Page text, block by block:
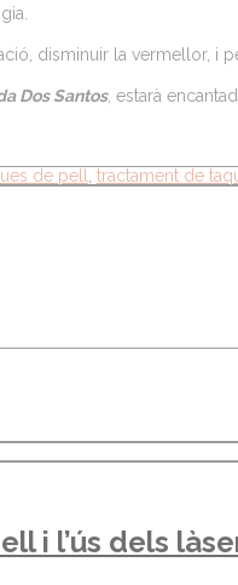
disminuir la vermellor, i
Dos Santos, estarà
de pell tractament de
i l’ús dels